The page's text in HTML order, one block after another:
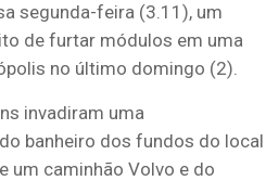
segunda-feira (3.11), um
de furtar módulos em uma
no último domingo (2).
invadiram uma
banheiro dos fundos do local
um caminhão Volvo e do